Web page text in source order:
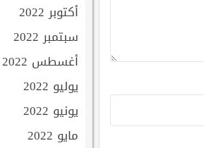
أكتوبر 2022
سبتمبر 2022
أغسطس 2022
يوليو 2022
يونيو 2022
مايو 2022